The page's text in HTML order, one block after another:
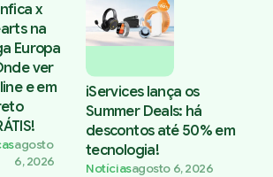
x
na
Europa
ver
e em
agosto
6, 2026
iServices lança os
Summer Deals: há
descontos até 50% em
tecnologia!
Notíciasagosto 6, 2026